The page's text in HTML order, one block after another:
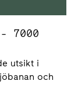
utsikt i
och